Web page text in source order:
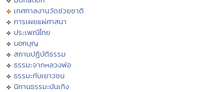
เทศกาลงานวัดช่วยชาติ
การเผยแผ่ศาสนา
ประเพณีไทย
บอกบุญ
สถานปฏิบัติธรรม
ธรรมะจากหลวงพ่อ
ธรรมะกับเยาวชน
นิทานธรรมะบันเทิง